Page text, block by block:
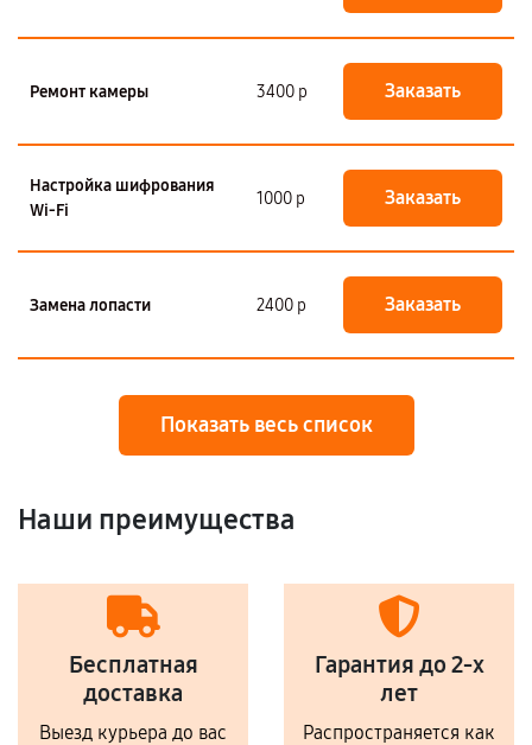
Ремонт камеры 3400 р Заказать
Настройка шифрования
Wi-Fi
1000 р Заказать
Замена лопасти 2400 р Заказать
Показать весь список
Наши преимущества
Бесплатная
доставка
Выезд курьера до вас
Гарантия до 2-х
лет
Распространяется как